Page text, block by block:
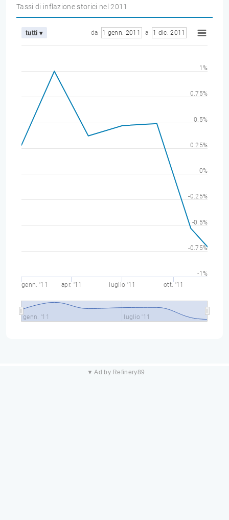
Tassi di inflazione storici nel 2011
tutti ▾ da 1 genn. 2011 a 1 dic. 2011
genn. '11 apr. '11 luglio '11 ott. '11
genn. '11 luglio '11
-1%
-0.75%
-0.5%
-0.25%
0%
0.25%
0.5%
0.75%
1%
▼ Ad by Refinery89